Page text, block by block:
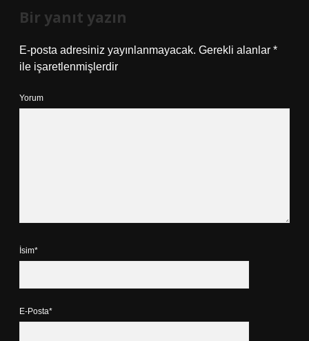
Bir yanıt yazın
E-posta adresiniz yayınlanmayacak. Gerekli alanlar *
ile işaretlenmişlerdir
Yorum
İsim*
E-Posta*